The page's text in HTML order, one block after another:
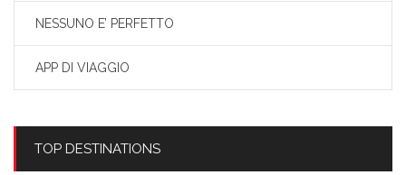
NESSUNO E’ PERFETTO
APP DI VIAGGIO
TOP DESTINATIONS